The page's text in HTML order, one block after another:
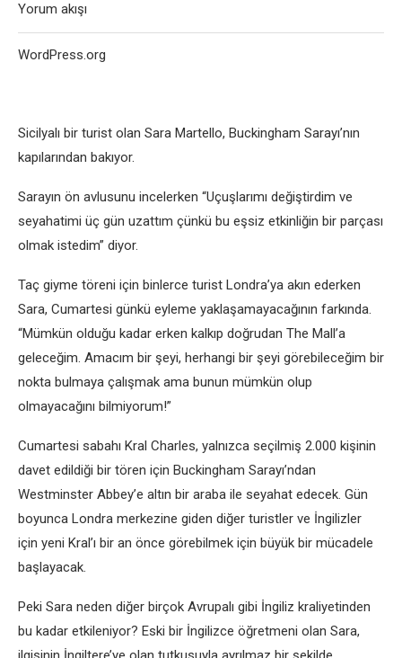
Sicilyalı bir turist olan Sara Martello, Buckingham Sarayı’nın
kapılarından bakıyor.
Sarayın ön avlusunu incelerken “Uçuşlarımı değiştirdim ve
seyahatimi üç gün uzattım çünkü bu eşsiz etkinliğin bir parçası
olmak istedim” diyor.
Taç giyme töreni için binlerce turist Londra’ya akın ederken
Sara, Cumartesi günkü eyleme yaklaşamayacağının farkında.
“Mümkün olduğu kadar erken kalkıp doğrudan The Mall’a
geleceğim. Amacım bir şeyi, herhangi bir şeyi görebileceğim bir
nokta bulmaya çalışmak ama bunun mümkün olup
olmayacağını bilmiyorum!”
Cumartesi sabahı Kral Charles, yalnızca seçilmiş 2.000 kişinin
davet edildiği bir tören için Buckingham Sarayı’ndan
Westminster Abbey’e altın bir araba ile seyahat edecek. Gün
boyunca Londra merkezine giden diğer turistler ve İngilizler
için yeni Kral’ı bir an önce görebilmek için büyük bir mücadele
başlayacak.
Peki Sara neden diğer birçok Avrupalı ​​gibi İngiliz kraliyetinden
bu kadar etkileniyor? Eski bir İngilizce öğretmeni olan Sara,
Yorum akışı
WordPress.org